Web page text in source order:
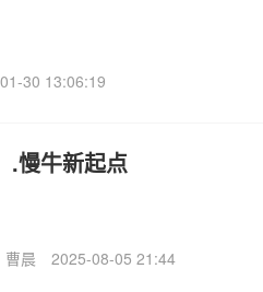
30 13:06:19
.慢牛新起点
曹晨 2025-08-05 21:44